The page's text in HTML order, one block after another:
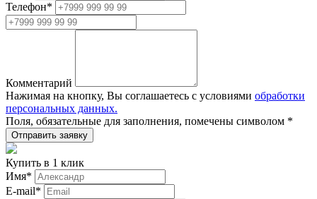
Телефон*
Комментарий
Нажимая на кнопку, Вы соглашаетесь с условиями обработки
персональных данных.
Поля, обязательные для заполнения, помечены символом *
Купить в 1 клик
Имя*
E-mail*